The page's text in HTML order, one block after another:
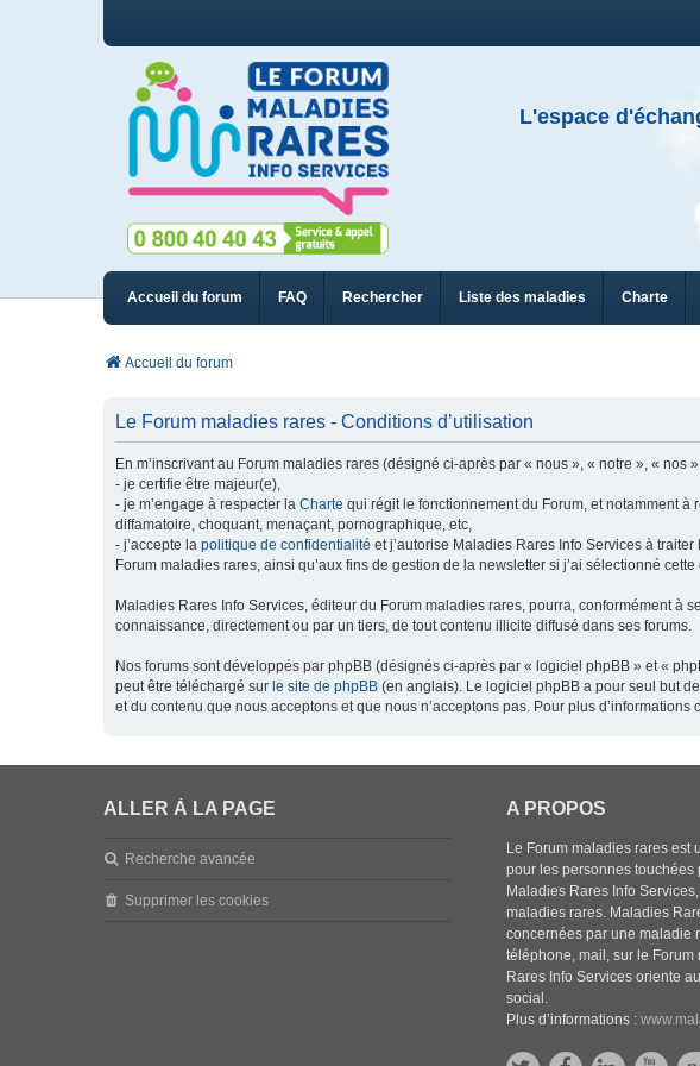
L'espace
Accueil du forum FAQ Rechercher Liste des maladies Charte
Accueil du forum
Le Forum maladies rares - Conditions d’utilisation
En m’inscrivant au Forum maladies rares (désigné ci-après par « nous », « notre », «
- je certifie être majeur(e),
- je m’engage à respecter la Charte qui régit le fonctionnement du Forum, et notamment
diffamatoire, choquant, menaçant, pornographique, etc,
- j’accepte la politique de confidentialité et j’autorise Maladies Rares Info Services à
Forum maladies rares, ainsi qu’aux fins de gestion de la newsletter si j’ai sélectionné cette
Maladies Rares Info Services, éditeur du Forum maladies rares, pourra, conformément à
connaissance, directement ou par un tiers, de tout contenu illicite diffusé dans ses forums.
Nos forums sont développés par phpBB (désignés ci-après par « logiciel phpBB » et «
peut être téléchargé sur le site de phpBB (en anglais). Le logiciel phpBB a pour seul but
et du contenu que nous acceptons et que nous n’acceptons pas. Pour plus
ALLER À LA PAGE
Recherche avancée
Supprimer les cookies
A PROPOS
Le Forum maladies rares est
pour les personnes touchées
Maladies Rares Info
maladies rares. Maladies
concernées par une maladie
téléphone, mail, sur le
Rares Info Services oriente
social.
Plus d’informations :